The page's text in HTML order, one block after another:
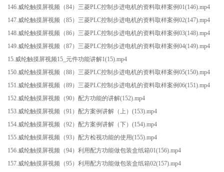
146.威纶触摸屏视频（84）三菱PLC控制步进电机的资料取样案例01(146).mp4
147.威纶触摸屏视频（85）三菱PLC控制步进电机的资料取样案例02(147).mp4
148.威纶触摸屏视频（86）三菱PLC控制步进电机的资料取样案例03(148).mp4
149.威纶触摸屏视频（87）三菱PLC控制步进电机的资料取样案例04(149).mp4
15.威纶触摸屏视频15_元件功能讲解1(15).mp4
150.威纶触摸屏视频（88）三菱PLC控制步进电机的资料取样案例05(150).mp4
151.威纶触摸屏视频（89）三菱PLC控制步进电机的资料取样案例06(151).mp4
152.威纶触摸屏视频（90）配方功能的讲解(152).mp4
153.威纶触摸屏视频（91）配方案例讲解（上）(153).mp4
154.威纶触摸屏视频（92）配方案例讲解（下）(154).mp4
155.威纶触摸屏视频（93）配方检视功能的使用(155).mp4
156.威纶触摸屏视频（94）利用配方功能做包装盒纸箱01(156).mp4
157.威纶触摸屏视频（95）利用配方功能做包装盒纸箱02(157).mp4